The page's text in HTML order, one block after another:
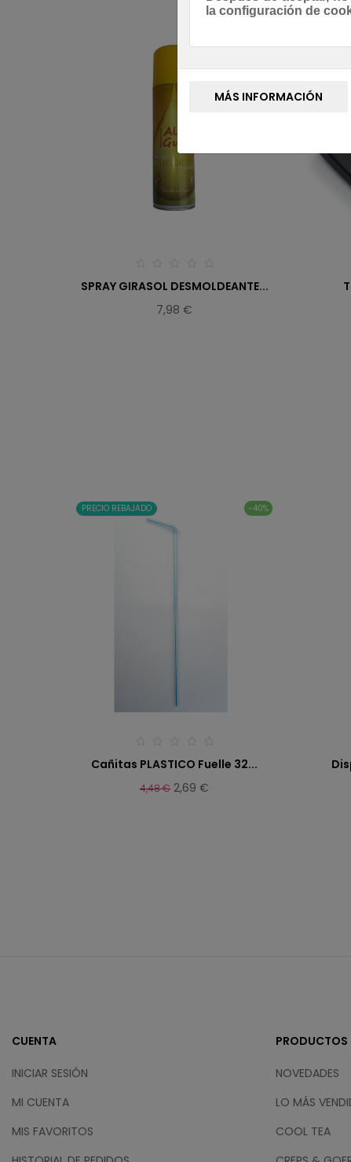
SPRAY GIRASOL DESMOLDEANTE...
7,98 €
-40%
PRECIO REBAJADO
Cañitas PLASTICO Fuelle 32...
4,48 € 2,69 €
CUENTA
INICIAR SESIÓN
MI CUENTA
MIS FAVORITOS
PRODUCTOS
NOVEDADES
LO MÁS
COOL TEA
la configuración de